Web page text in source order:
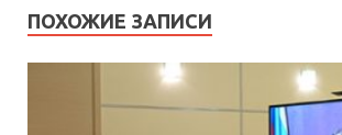
ПОХОЖИЕ ЗАПИСИ